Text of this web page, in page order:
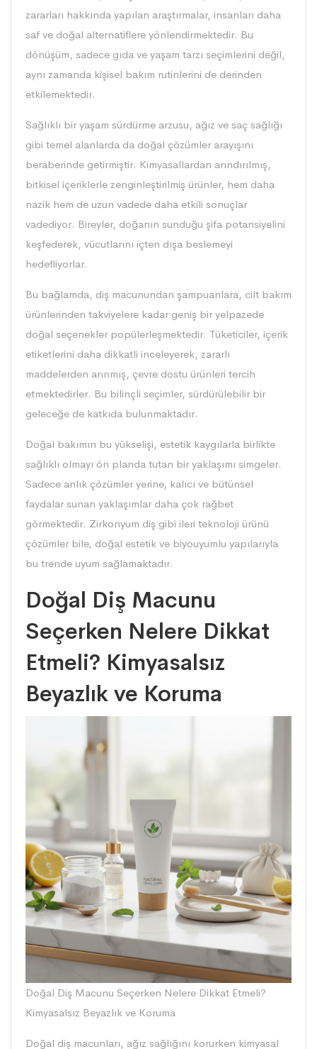
zararları hakkında yapılan araştırmalar, insanları daha
saf ve doğal alternatiflere yönlendirmektedir. Bu
dönüşüm, sadece gıda ve yaşam tarzı seçimlerini değil,
aynı zamanda kişisel bakım rutinlerini de derinden
etkilemektedir.
Sağlıklı bir yaşam sürdürme arzusu, ağız ve saç sağlığı
gibi temel alanlarda da doğal çözümler arayışını
beraberinde getirmiştir. Kimyasallardan arındırılmış,
bitkisel içeriklerle zenginleştirilmiş ürünler, hem daha
nazik hem de uzun vadede daha etkili sonuçlar
vadediyor. Bireyler, doğanın sunduğu şifa potansiyelini
keşfederek, vücutlarını içten dışa beslemeyi
hedefliyorlar.
Bu bağlamda, diş macunundan şampuanlara, cilt bakım
ürünlerinden takviyelere kadar geniş bir yelpazede
doğal seçenekler popülerleşmektedir. Tüketiciler, içerik
etiketlerini daha dikkatli inceleyerek, zararlı
maddelerden arınmış, çevre dostu ürünleri tercih
etmektedirler. Bu bilinçli seçimler, sürdürülebilir bir
geleceğe de katkıda bulunmaktadır.
Doğal bakımın bu yükselişi, estetik kaygılarla birlikte
sağlıklı olmayı ön planda tutan bir yaklaşımı simgeler.
Sadece anlık çözümler yerine, kalıcı ve bütünsel
faydalar sunan yaklaşımlar daha çok rağbet
görmektedir. Zirkonyum diş gibi ileri teknoloji ürünü
çözümler bile, doğal estetik ve biyouyumlu yapılarıyla
bu trende uyum sağlamaktadır.
Doğal Diş Macunu
Seçerken Nelere Dikkat
Etmeli? Kimyasalsız
Beyazlık ve Koruma
Doğal Diş Macunu Seçerken Nelere Dikkat Etmeli?
Kimyasalsız Beyazlık ve Koruma
Doğal diş macunları, ağız sağlığını korurken kimyasal